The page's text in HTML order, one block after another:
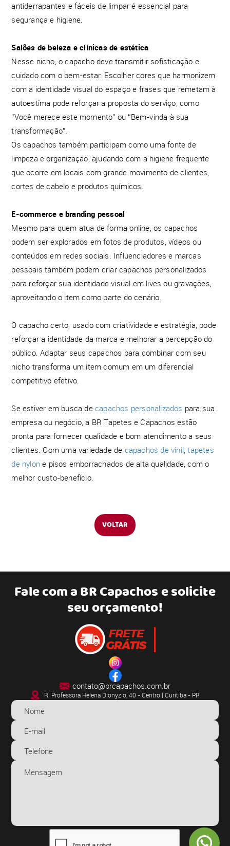
antiderrapantes e fáceis de limpar é essencial para
segurança e higiene.
Salões de beleza e clínicas de estética
Nesse nicho, o capacho deve transmitir sofisticação e
cuidado com o bem-estar. Escolher cores que harmonizem
com a identidade visual do espaço e frases que remetam à
autoestima pode reforçar a proposta do serviço, como
“Você merece este momento” ou “Bem-vinda à sua
transformação”.
Os capachos também participam como uma fonte de
limpeza e organização, ajudando com a higiene frequente
que ocorre em locais com grande movimento de clientes,
cortes de cabelo e produtos químicos.
E-commerce e branding pessoal
Mesmo para quem atua de forma online, os capachos
podem ser explorados em fotos de produtos, vídeos ou
conteúdos em redes sociais. Influenciadores e marcas
pessoais também podem criar capachos personalizados
para reforçar sua identidade visual em lives ou gravações,
aproveitando o item como parte do cenário.
O capacho certo, usado com criatividade e estratégia, pode
reforçar a identidade da marca e melhorar a percepção do
público. Adaptar seus capachos para combinar com seu
nicho transforma um item comum em um diferencial
competitivo efetivo.
Se estiver em busca decapachos personalizados para sua
empresa ou negócio, a BR Tapetes e Capachos estão
pronta para fornecer qualidade e bom atendimento a seus
clientes. Com uma variedade de capachos de vinil,tapetes
de nylon e pisos emborrachados de alta qualidade, com o
melhor custo-benefício.
VOLTAR
Fale com aBR Capachose solicite
seu orçamento!
contato@brcapachos.com.br
R. Professora Helena Dionyzio, 40 - Centro | Curitiba - PR